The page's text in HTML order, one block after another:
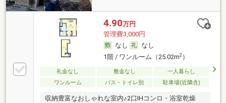
4.90万円
管理費3,000円
なし
なし
1階 / ワンルーム（25.02m2）
礼金なし 敷金なし
一人暮らし
ワンルーム
バス・トイレ別 駐車場(近隣含)
収納豊富なおしゃれな室内♪2口IHコンロ・浴室乾燥